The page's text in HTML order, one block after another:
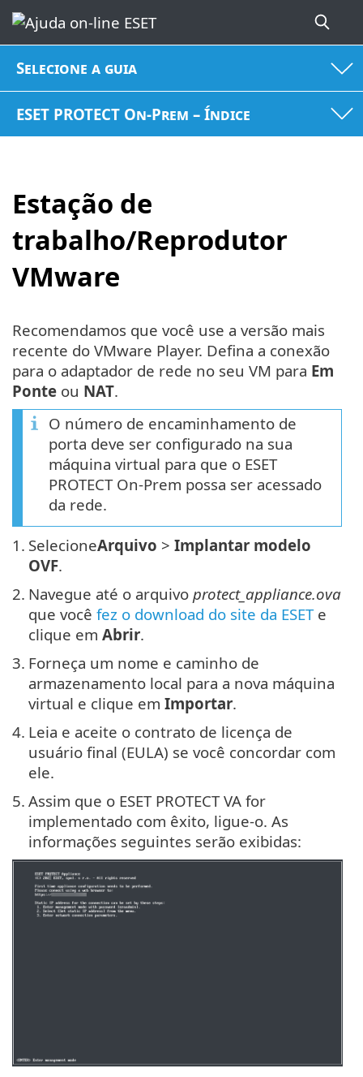
Selecione a guia
ESET PROTECT On-Prem – Índice
Estação de
trabalho/Reprodutor
VMware
Recomendamos que você use a versão mais
recente do VMware Player. Defina a conexão
para o adaptador de rede no seu VM para Em
Ponte ou NAT.
O número de encaminhamento de
porta deve ser configurado na sua
máquina virtual para que o ESET
PROTECT On-Prem possa ser acessado
da rede.
1. SelecioneArquivo > Implantar modelo
OVF.
2. Navegue até o arquivo protect_appliance.ova
que você fez o download do site da ESETe
clique em Abrir.
3. Forneça um nome e caminho de
armazenamento local para a nova máquina
virtual e clique em Importar.
4. Leia e aceite o contrato de licença de
usuário final (EULA) se você concordar com
ele.
5. Assim que o ESET PROTECT VA for
implementado com êxito, ligue-o. As
informações seguintes serão exibidas: